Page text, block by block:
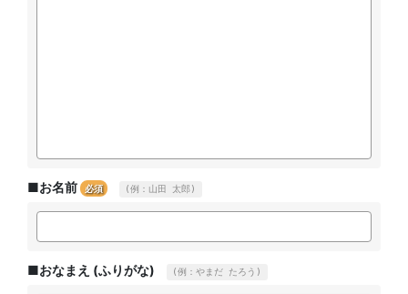
■お名前 必須 (例：山田 太郎)
■おなまえ (ふりがな) (例：やまだ たろう)